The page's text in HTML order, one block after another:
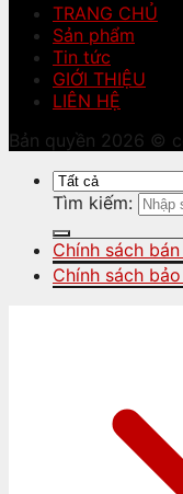
TRANG CHỦ
Sản phẩm
Tin tức
GIỚI THIỆU
LIÊN HỆ
Bản quyền 2026 ©
Tìm kiếm:
Chính sách
Chính sách